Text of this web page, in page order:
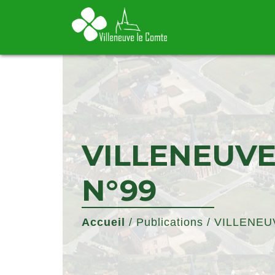
N°99
Accueil /Publications /